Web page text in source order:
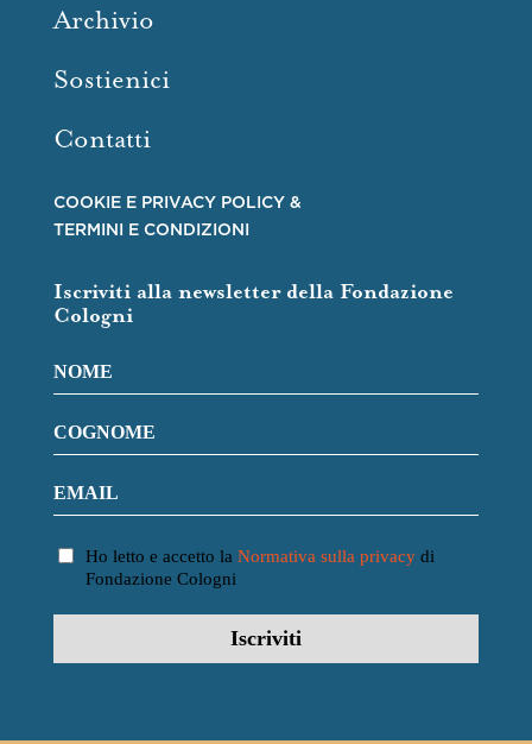
Archivio
Sostienici
Contatti
COOKIE E PRIVACY POLICY &
TERMINI E CONDIZIONI
Iscriviti alla newsletter della Fondazione
Cologni
Ho letto e accetto la Normativa sulla privacydi
Fondazione Cologni